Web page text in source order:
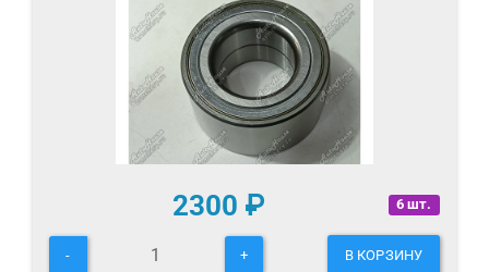
6 шт.
2300 ₽
- + В КОРЗИНУ